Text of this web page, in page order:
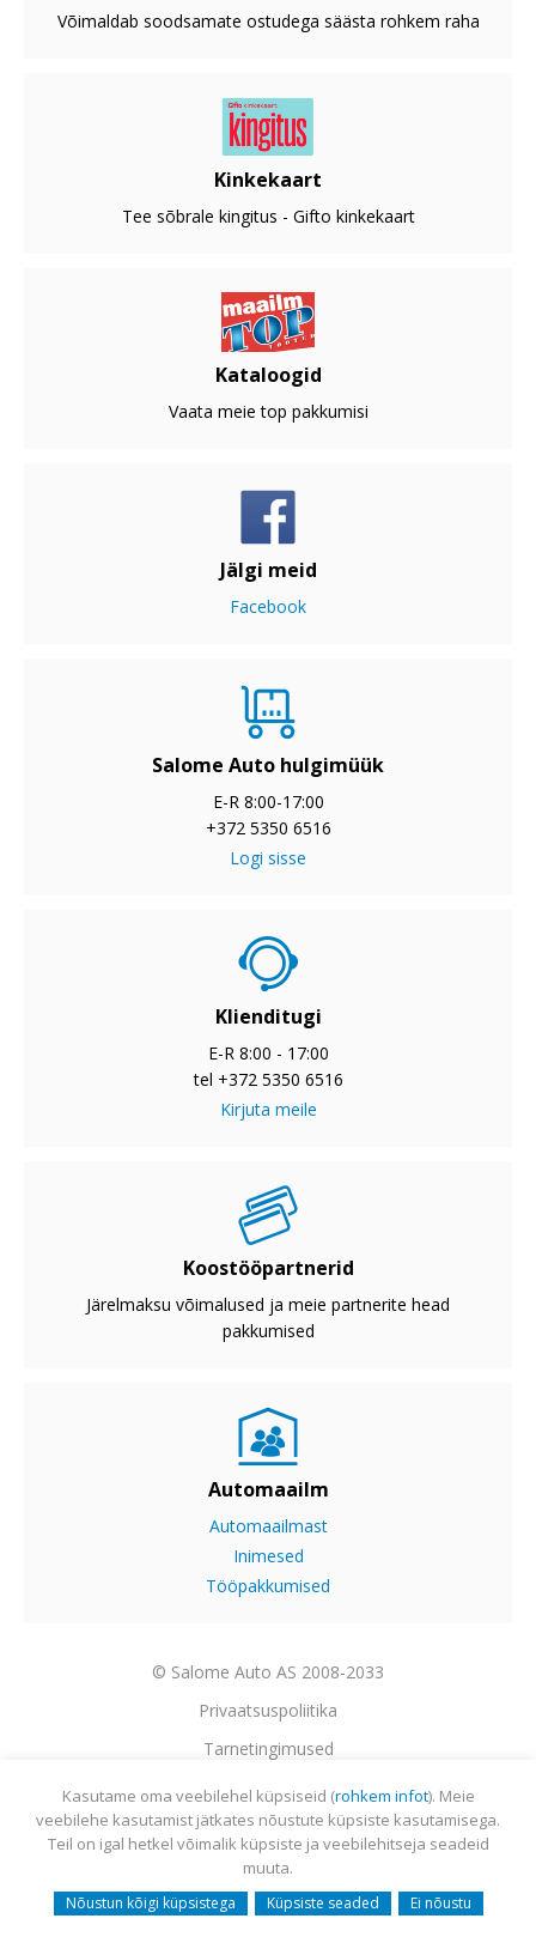
Võimaldab soodsamate ostudega säästa rohkem raha
Kinkekaart
Tee sõbrale kingitus - Gifto kinkekaart
Kataloogid
Vaata meie top pakkumisi
Jälgi meid
Facebook
Salome Auto hulgimüük
E-R 8:00-17:00
+372 5350 6516
Logi sisse
Klienditugi
E-R 8:00 - 17:00
tel +372 5350 6516
Kirjuta meile
Koostööpartnerid
Järelmaksu võimalused ja meie partnerite head
pakkumised
Automaailm
Automaailmast
Inimesed
Tööpakkumised
© Salome Auto AS 2008-2033
Privaatsuspoliitika
Tarnetingimused
Garantii
Utiliseerimine
Sisukaart
Webmail
Kasutame oma veebilehel küpsiseid (rohkem infot). Meie
veebilehe kasutamist jätkates nõustute küpsiste kasutamisega.
Teil on igal hetkel võimalik küpsiste ja veebilehitseja seadeid
muuta.
Nõustun kõigi küpsistega Küpsiste seaded Ei nõustu